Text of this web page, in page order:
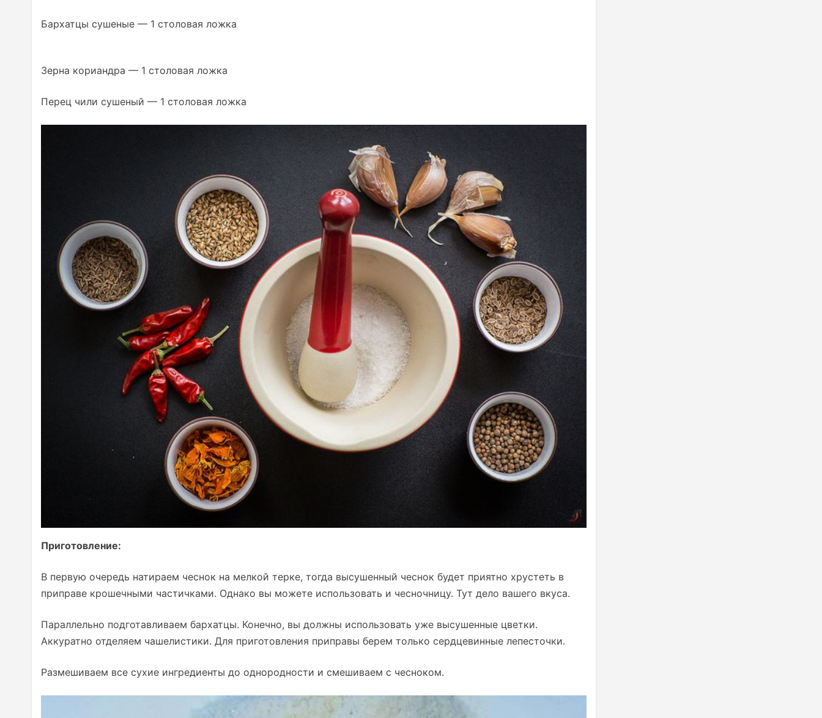
Бархатцы сушеные — 1 столовая ложка
Зерна кориандра — 1 столовая ложка
Перец чили сушеный — 1 столовая ложка
Приготовление:
В первую очередь натираем чеснок на мелкой терке, тогда высушенный чеснок будет приятно хрустеть в
приправе крошечными частичками. Однако вы можете использовать и чесночницу. Тут дело вашего вкуса.
Параллельно подготавливаем бархатцы. Конечно, вы должны использовать уже высушенные цветки.
Аккуратно отделяем чашелистики. Для приготовления приправы берем только сердцевинные лепесточки.
Размешиваем все сухие ингредиенты до однородности и смешиваем с чесноком.